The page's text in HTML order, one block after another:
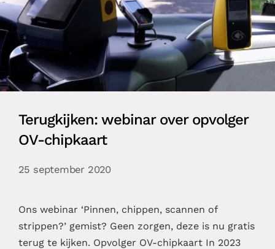
Terugkijken: webinar over opvolger
OV-chipkaart
25 september 2020
Ons webinar ‘Pinnen, chippen, scannen of
strippen?’ gemist? Geen zorgen, deze is nu gratis
terug te kijken. Opvolger OV-chipkaart In 2023